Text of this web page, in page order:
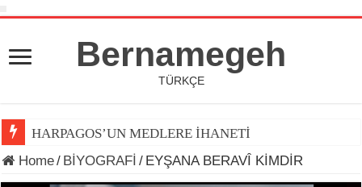
Bernamegeh
TÜRKÇE
HARPAGOS’UN MEDLERE İHANETİ
Home/ BİYOGRAFİ / EYŞANA BERAVÎ KİMDİR